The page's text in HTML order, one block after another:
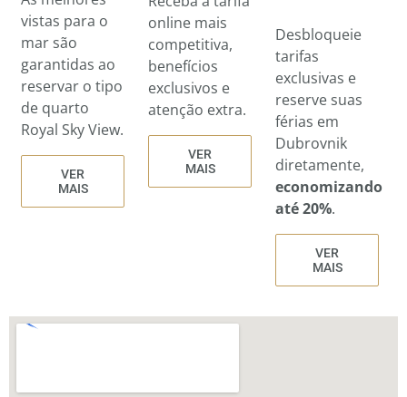
mar
As melhores
vistas para o
mar são
garantidas ao
reservar o tipo
de quarto
Royal Sky View.
online mais
competitiva,
benefícios
exclusivos e
atenção extra.
VER
MAIS
Desbloqueie
tarifas
exclusivas e
reserve suas
férias em
Dubrovnik
diretamente,
economizando
até 20%.
VER
MAIS